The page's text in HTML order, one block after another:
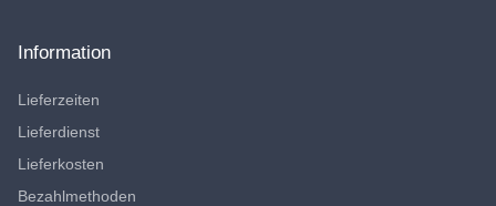
Information
Lieferzeiten
Lieferdienst
Lieferkosten
Bezahlmethoden